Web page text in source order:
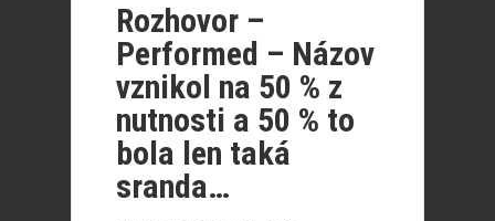
Rozhovor –
Performed – Názov
vznikol na 50 % z
nutnosti a 50 % to
bola len taká
sranda…